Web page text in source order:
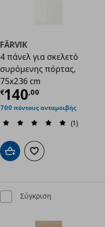
€ 590,00
FÄRVIK
4 πάνελ για σκελετό
συρόμενης πόρτας,
75x236 cm
€140,00
Τρέχουσα
700 πόντους ανταμοιβής
(1)
Προσθήκη στο καλάθι
Προσθήκη στα
Σύγκριση